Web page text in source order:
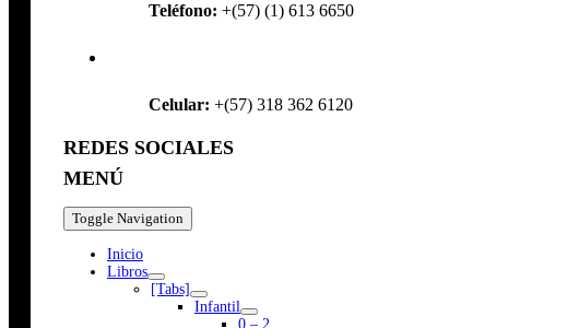
Teléfono: +(57) (1) 613 6650
Celular: +(57) 318 362 6120
REDES SOCIALES
MENÚ
Toggle Navigation
Inicio
Libros
[Tabs]
Infantil
0 – 2